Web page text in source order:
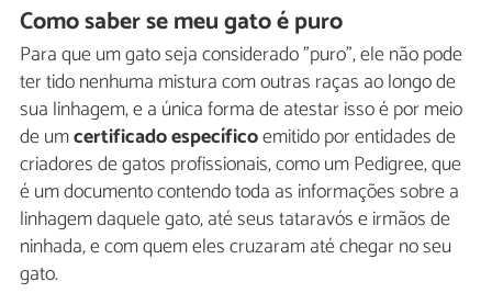
Como saber se meu gato é puro
Para que um gato seja considerado "puro", ele não pode
ter tido nenhuma mistura com outras raças ao longo de
sua linhagem, e a única forma de atestar isso é por meio
de umcertificado específicoemitido por entidades de
criadores de gatos profissionais, como um Pedigree, que
é um documento contendo toda as informações sobre a
linhagem daquele gato, até seus tataravós e irmãos de
ninhada, e com quem eles cruzaram até chegar no seu
gato.